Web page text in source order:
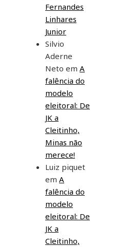
Fernandes
Linhares
Junior
Silvio
Aderne
Neto em A
falência do
modelo
eleitoral: De
JK a
Cleitinho,
Minas não
merece!
Luiz piquet
em A
falência do
modelo
eleitoral: De
JK a
Cleitinho,